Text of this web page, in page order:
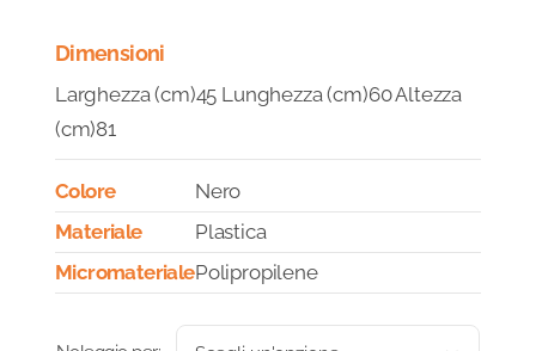
Dimensioni
Larghezza (cm)45 Lunghezza (cm)60 Altezza
(cm)81
Colore
Nero
Materiale
Plastica
MicromaterialePolipropilene